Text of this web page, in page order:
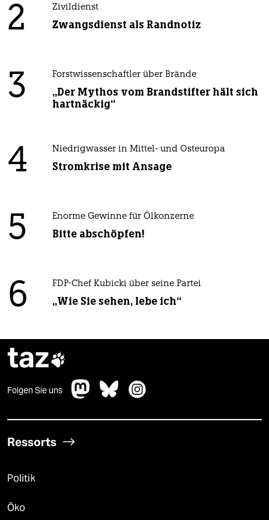
2 Zivildienst
Zwangsdienst als Randnotiz
3 Forstwissenschaftler über Brände
„Der Mythos vom Brandstifter hält sich
hartnäckig“
4 Niedrigwasser in Mittel- und Osteuropa
Stromkrise mit Ansage
5 Enorme Gewinne für Ölkonzerne
Bitte abschöpfen!
6 FDP-Chef Kubicki über seine Partei
„Wie Sie sehen, lebe ich“
taz
Folgen Sie uns
Ressorts
Politik
Öko